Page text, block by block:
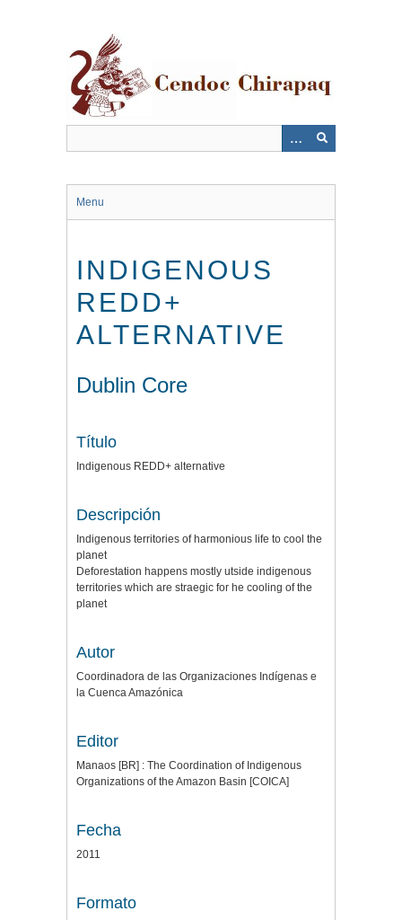
Menu
INDIGENOUS
REDD+
ALTERNATIVE
Dublin Core
Título
Indigenous REDD+ alternative
Descripción
Indigenous territories of harmonious life to cool the
planet
Deforestation happens mostly utside indigenous
territories which are straegic for he cooling of the
planet
Autor
Coordinadora de las Organizaciones Indígenas e
la Cuenca Amazónica
Editor
Manaos [BR] : The Coordination of Indigenous
Organizations of the Amazon Basin [COICA]
Fecha
2011
Formato